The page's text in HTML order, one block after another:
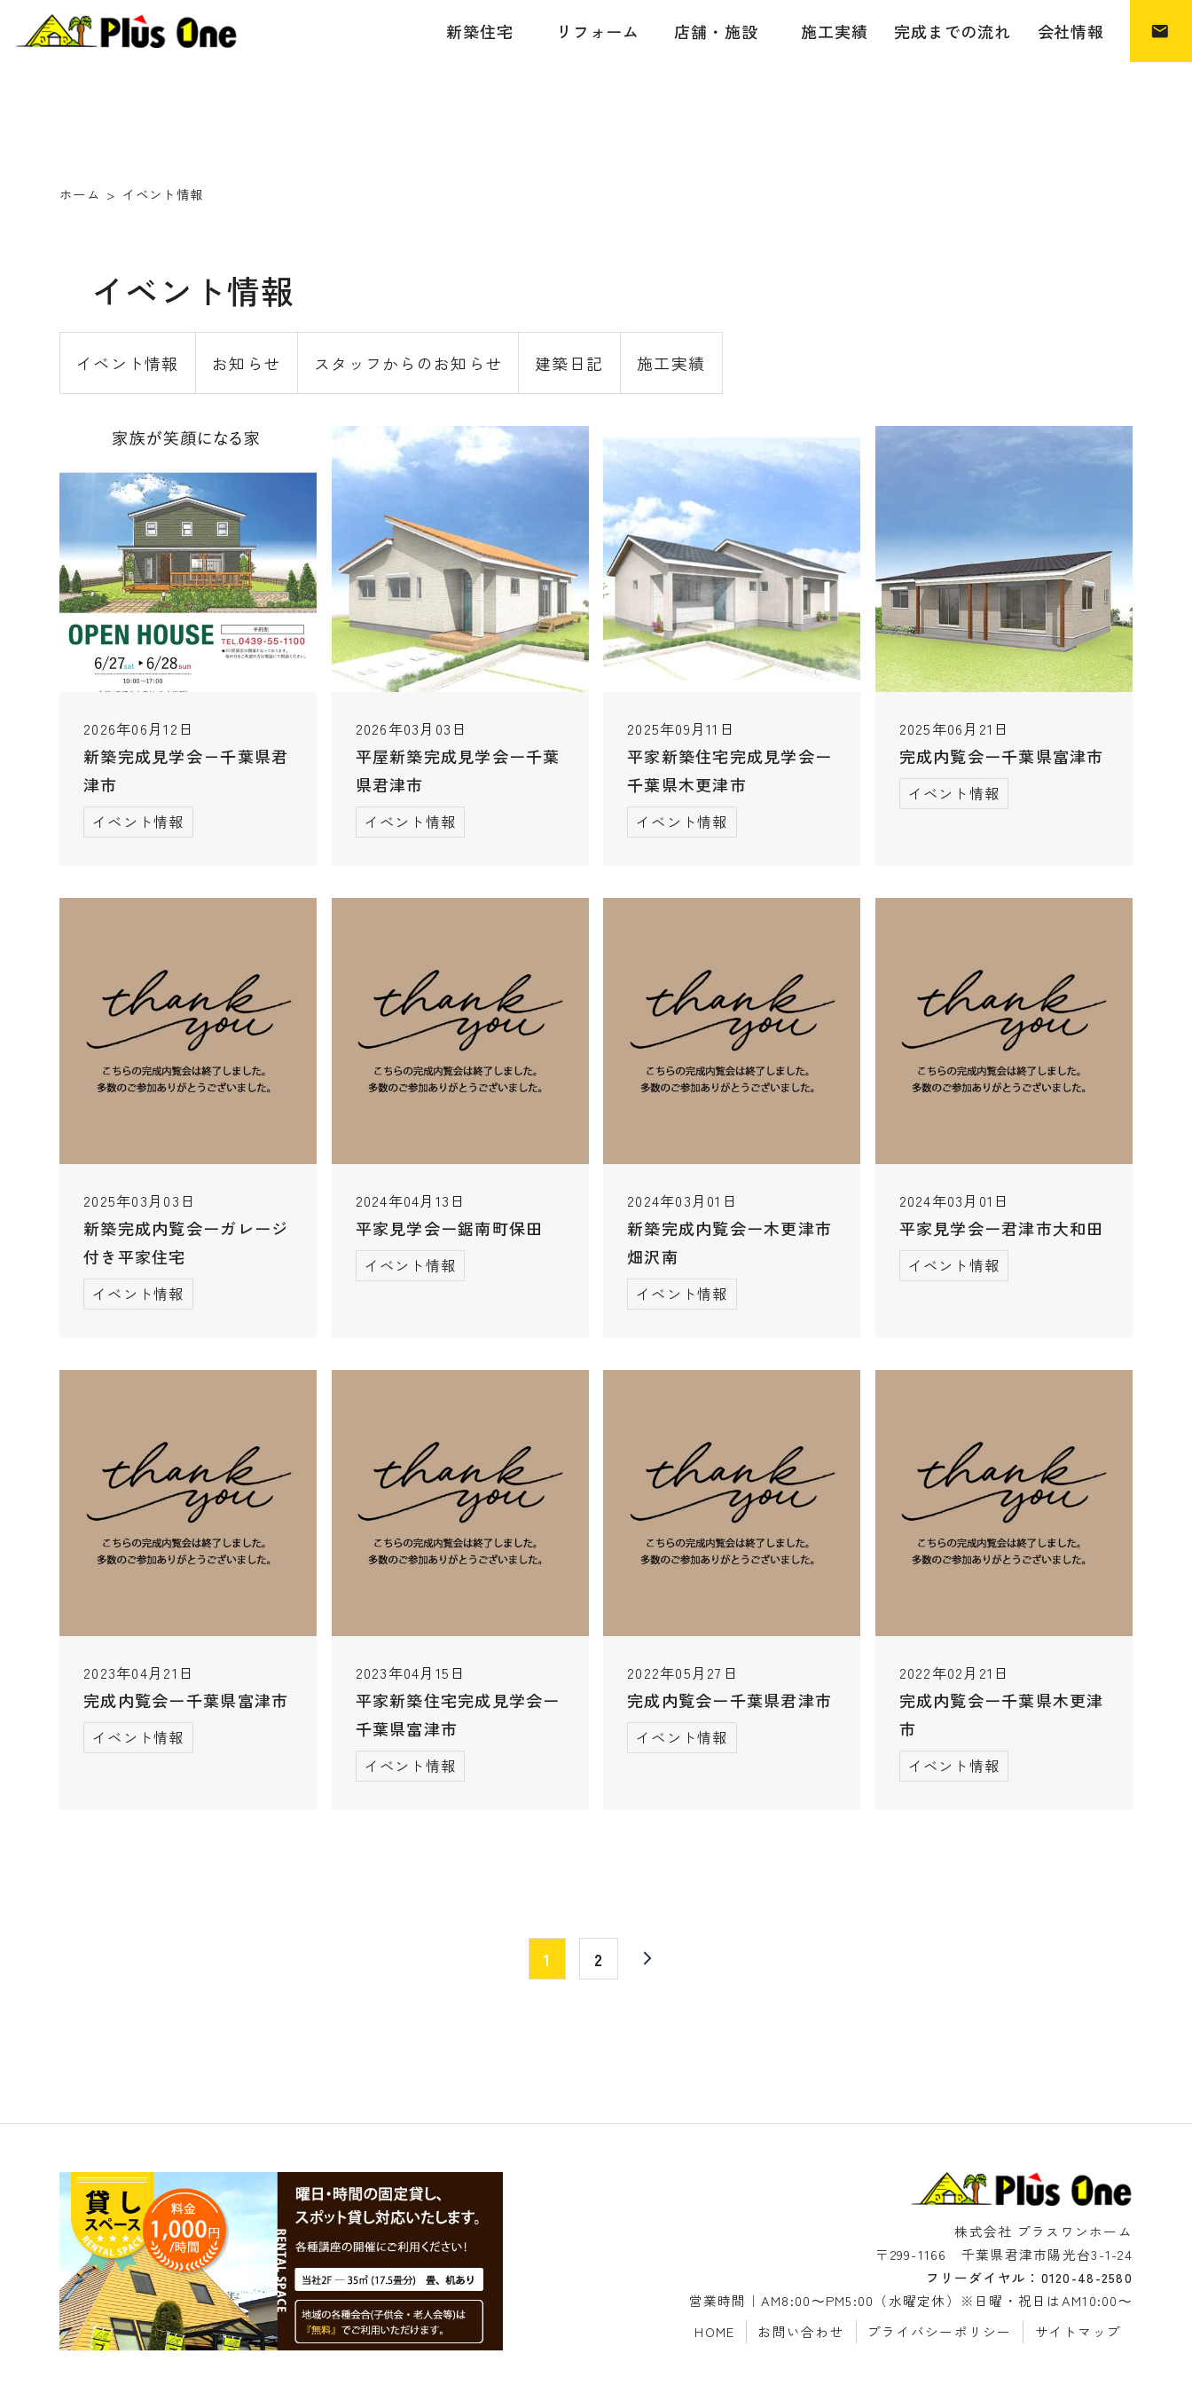
新築住宅 リフォーム 店舗・施設 施工実績 完成までの流れ 会社情報
ホーム イベント情報
イベント情報
イベント情報 お知らせ スタッフからのお知らせ 建築日記 施工実績
2026年06月12日
新築完成見学会－千葉県君
津市
イベント情報
2026年03月03日
平屋新築完成見学会ー千葉
県君津市
イベント情報
2025年09月11日
平家新築住宅完成見学会ー
千葉県木更津市
イベント情報
2025年06月21日
完成内覧会ー千葉県富津市
イベント情報
2025年03月03日
新築完成内覧会ーガレージ
付き平家住宅
イベント情報
2024年04月13日
平家見学会ー鋸南町保田
イベント情報
2024年03月01日
新築完成内覧会ー木更津市
畑沢南
イベント情報
2024年03月01日
平家見学会ー君津市大和田
イベント情報
2023年04月21日
完成内覧会ー千葉県富津市
イベント情報
2023年04月15日
平家新築住宅完成見学会ー
千葉県富津市
イベント情報
2022年05月27日
完成内覧会ー千葉県君津市
イベント情報
2022年02月21日
完成内覧会ー千葉県木更津
市
イベント情報
1 2 arrow_forward_ios
株式会社 プラスワンホーム
〒299-1166 千葉県君津市陽光台3-1-24
フリーダイヤル： 0120-48-2580
営業時間｜AM8:00～PM5:00（水曜定休）※日曜・祝日はAM10:00～
HOME
お問い合わせ プライバシーポリシー サイトマップ